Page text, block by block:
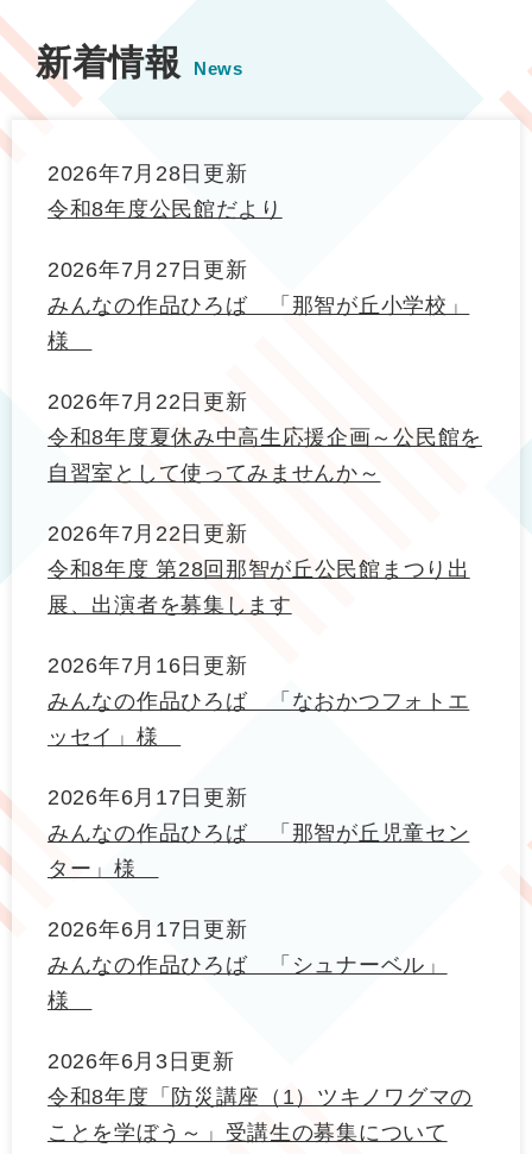
新着情報 News
2026年7月28日更新
令和8年度公民館だより
2026年7月27日更新
みんなの作品ひろば 「那智が丘小学校」
様
2026年7月22日更新
令和8年度夏休み中高生応援企画～公民館を
自習室として使ってみませんか～
2026年7月22日更新
令和8年度 第28回那智が丘公民館まつり出
展、出演者を募集します
2026年7月16日更新
みんなの作品ひろば 「なおかつフォトエ
ッセイ」様
2026年6月17日更新
みんなの作品ひろば 「那智が丘児童セン
ター」様
2026年6月17日更新
みんなの作品ひろば 「シュナーベル」
様
2026年6月3日更新
令和8年度「防災講座（1）ツキノワグマの
ことを学ぼう～」受講生の募集について